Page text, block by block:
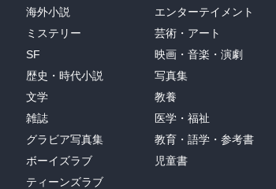
海外小説
ミステリー
SF
歴史・時代小説
文学
雑誌
グラビア写真集
ボーイズラブ
ティーンズラブ
エンターテイメント
芸術・アート
映画・音楽・演劇
写真集
教養
医学・福祉
教育・語学・参考書
児童書